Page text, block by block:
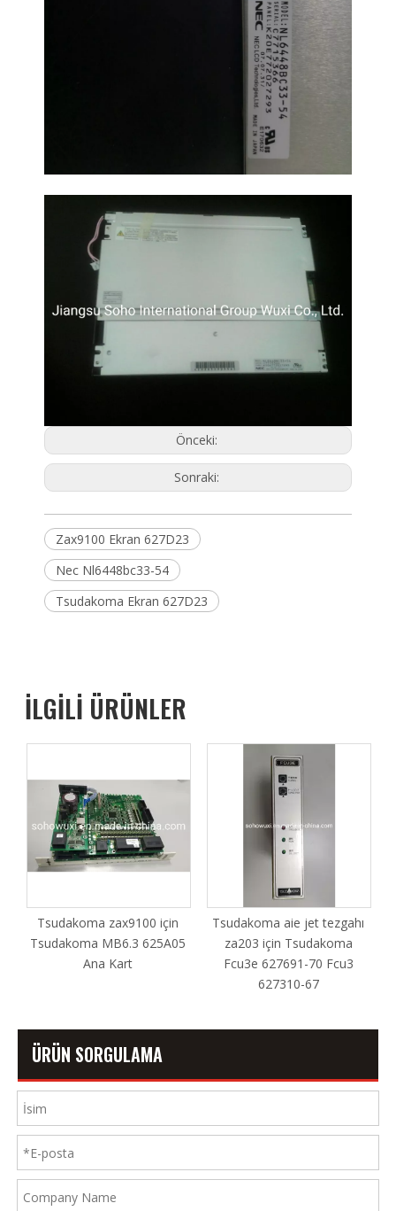
Önceki:
Sonraki:
Zax9100 Ekran 627D23
Nec Nl6448bc33-54
Tsudakoma Ekran 627D23
İLGİLİ ÜRÜNLER
Tsudakoma zax9100 için
Tsudakoma MB6.3 625A05
Ana Kart
Tsudakoma aie jet tezgahı
za203 için Tsudakoma
Fcu3e 627691-70 Fcu3
627310-67
ÜRÜN SORGULAMA